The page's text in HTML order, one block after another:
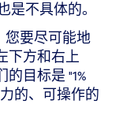
是不具体的。
您要尽可能地
下方和右上
目标是 "1%
的、可操作的